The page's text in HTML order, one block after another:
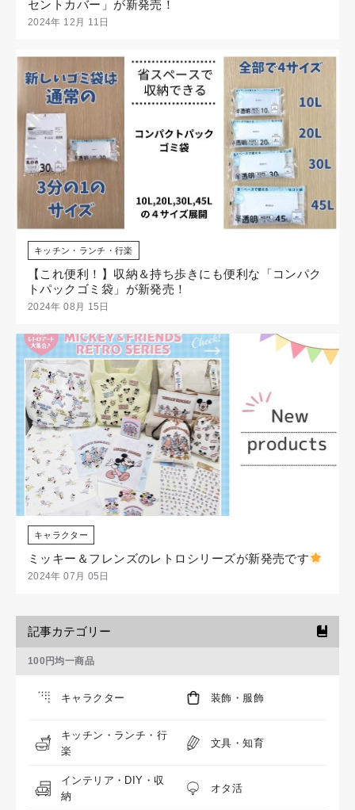
セントカバー」が新発売！
2024年 12月 11日
キッチン・ランチ・行楽
【これ便利！】収納＆持ち歩きにも便利な「コンパク
トパックゴミ袋」が新発売！
2024年 08月 15日
キャラクター
ミッキー＆フレンズのレトロシリーズが新発売です
2024年 07月 05日
記事カテゴリー
100円均一商品
キャラクター 装飾・服飾
キッチン・ランチ・行
楽
文具・知育
インテリア・DIY・収
納
オタ活